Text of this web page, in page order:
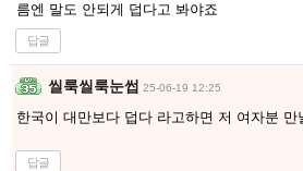
름엔 말도 안되게 덥다고 봐야죠
답글
씰룩씰룩눈썹 25-06-19 12:25
한국이 대만보다 덥다 라고하면 저 여자분 만
답글